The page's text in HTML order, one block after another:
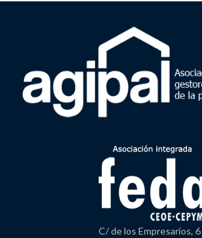
C/ de los Empresarios, 6